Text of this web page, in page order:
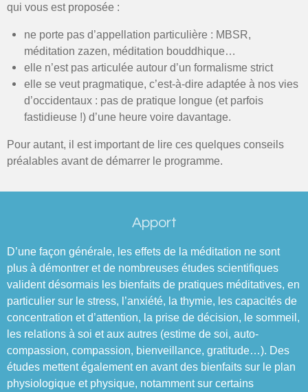
qui vous est proposée :
ne porte pas d’appellation particulière : MBSR,
méditation zazen, méditation bouddhique…
elle n’est pas articulée autour d’un formalisme strict
elle se veut pragmatique, c’est-à-dire adaptée à nos vies
d’occidentaux : pas de pratique longue (et parfois
fastidieuse !) d’une heure voire davantage.
Pour autant, il est important de lire ces quelques conseils
préalables avant de démarrer le programme.
Apport
D’une façon générale, les effets de la méditation ne sont
plus à démontrer et de nombreuses études scientifiques
valident désormais les bienfaits de pratiques méditatives, en
particulier sur le stress, l’anxiété, la thymie, les capacités de
concentration et d’attention, la prise de décision, le sommeil,
les relations à soi et aux autres (estime de soi, auto-
compassion, compassion, bienveillance, gratitude…). Des
études mettent également en avant des bienfaits sur le plan
physiologique et physique, notamment sur certains